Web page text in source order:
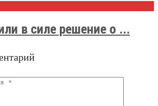
в силе решение о ...